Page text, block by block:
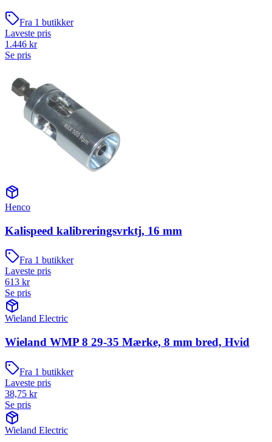
Fra 1 butikker
Laveste pris
1.446 kr
Se pris
Henco
Kalispeed kalibreringsvrktj, 16 mm
Fra 1 butikker
Laveste pris
613 kr
Se pris
Wieland Electric
Wieland WMP 8 29-35 Mærke, 8 mm bred, Hvid
Fra 1 butikker
Laveste pris
38,75 kr
Se pris
Wieland Electric